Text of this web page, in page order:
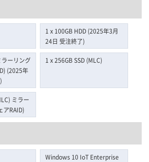
1 x 100GB HDD (2025年3月
24日 受注終了)
ラーリング
(2025年
1 x 256GB SSD (MLC)
ミラー
アRAID)
Windows 10 IoT Enterprise